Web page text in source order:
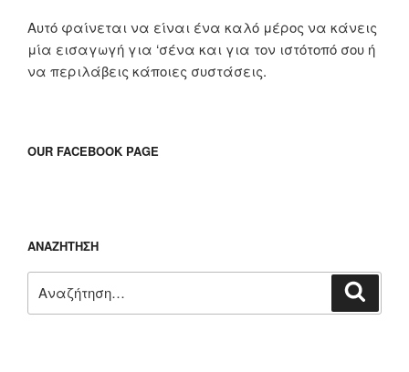
Αυτό φαίνεται να είναι ένα καλό μέρος να κάνεις
μία εισαγωγή για ‘σένα και για τον ιστότοπό σου ή
να περιλάβεις κάποιες συστάσεις.
OUR FACEBOOK PAGE
ΑΝΑΖΉΤΗΣΗ
για: